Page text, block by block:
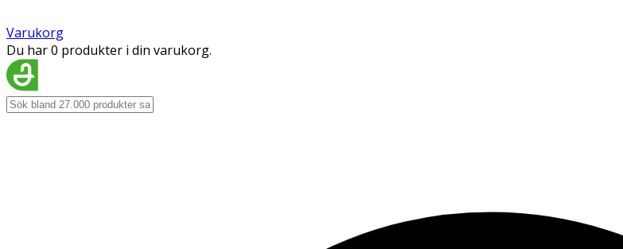
Varukorg
Du har 0 produkter i din varukorg.